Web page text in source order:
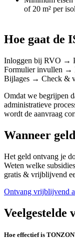
of 20 m² per
Hoe gaat de
Inloggen bij RVO →
Formulier invullen
Bijlages → Check &
Omdat we begrijpen
administratieve
wordt de aanvraag
Wanneer
Het geld ontvang je
Weten welke
gratis & vrijblijvend
Ontvang vrijblijvend
Veelgestelde
Hoe effectief is